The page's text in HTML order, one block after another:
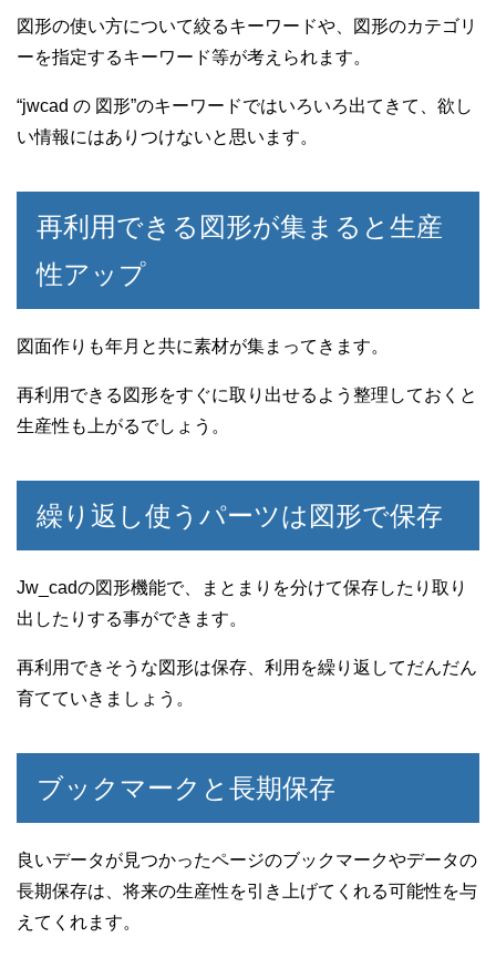
図形の使い方について絞るキーワードや、図形のカテゴリ
ーを指定するキーワード等が考えられます。
“jwcad の 図形”のキーワードではいろいろ出てきて、欲し
い情報にはありつけないと思います。
再利用できる図形が集まると生産
性アップ
図面作りも年月と共に素材が集まってきます。
再利用できる図形をすぐに取り出せるよう整理しておくと
生産性も上がるでしょう。
繰り返し使うパーツは図形で保存
Jw_cadの図形機能で、まとまりを分けて保存したり取り
出したりする事ができます。
再利用できそうな図形は保存、利用を繰り返してだんだん
育てていきましょう。
ブックマークと長期保存
良いデータが見つかったページのブックマークやデータの
長期保存は、将来の生産性を引き上げてくれる可能性を与
えてくれます。